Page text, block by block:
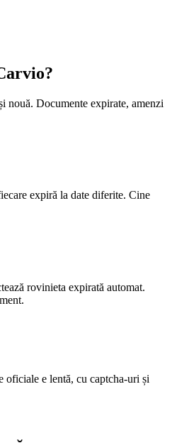
?
Documente expirate, amenzi
expiră la date diferite. Cine
rovinieta expirată automat.
oficiale e lentă, cu captcha-uri și